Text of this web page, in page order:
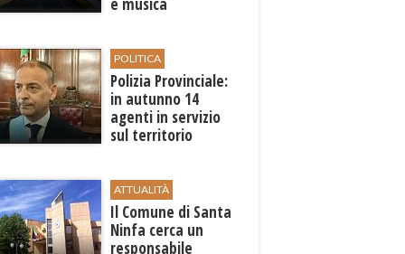
POLITICA
Polizia Provinciale:
in autunno 14
agenti in servizio
sul territorio
ATTUALITÀ
Il Comune di ​Santa
Ninfa cerca un
responsabile